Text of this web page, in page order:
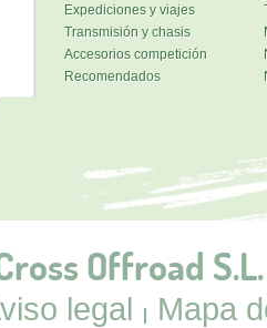
Expediciones y viajes
Transmisión y chasis
Accesorios competición
Recomendados
Offroad S.L.
legal Mapa